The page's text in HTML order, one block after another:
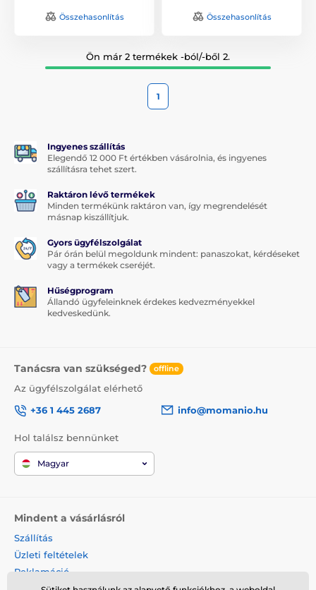
Összehasonlítás Összehasonlítás
Ön már 2 termékek -ból/-ből 2.
1
Ingyenes szállítás
Elegendő 12 000 Ft értékben vásárolnia, és ingyenes
szállításra tehet szert.
Raktáron lévő termékek
Minden termékünk raktáron van, így megrendelését
másnap kiszállítjuk.
Gyors ügyfélszolgálat
Pár órán belül megoldunk mindent: panaszokat, kérdéseket
vagy a termékek cseréjét.
Hűségprogram
Állandó ügyfeleinknek érdekes kedvezményekkel
kedveskedünk.
Tanácsra van szükséged? offline
Az ügyfélszolgálat elérhető
+36 1 445 2687
info@momanio.hu
Hol találsz bennünket
Magyar
Mindent a vásárlásról
Szállítás
Üzleti feltételek
Reklamáció